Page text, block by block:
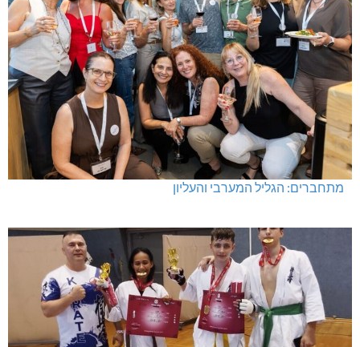
מתחברים: הגליל המערבי והעליון